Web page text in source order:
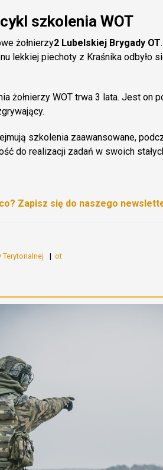
szkolenia WOT
żołnierzy2 Lubelskiej Brygady OT
lekkiej piechoty z Kraśnika odbyło
żołnierzy WOT trwa 3 lata. Jest on
szkolenia zaawansowane,
do realizacji zadań w swoich
Zapisz się do naszego
Terytorialnej ot